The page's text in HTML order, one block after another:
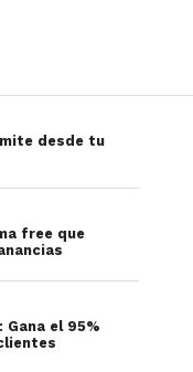
la serie del
y quedaba
desde tu
free que
Gana el 95%